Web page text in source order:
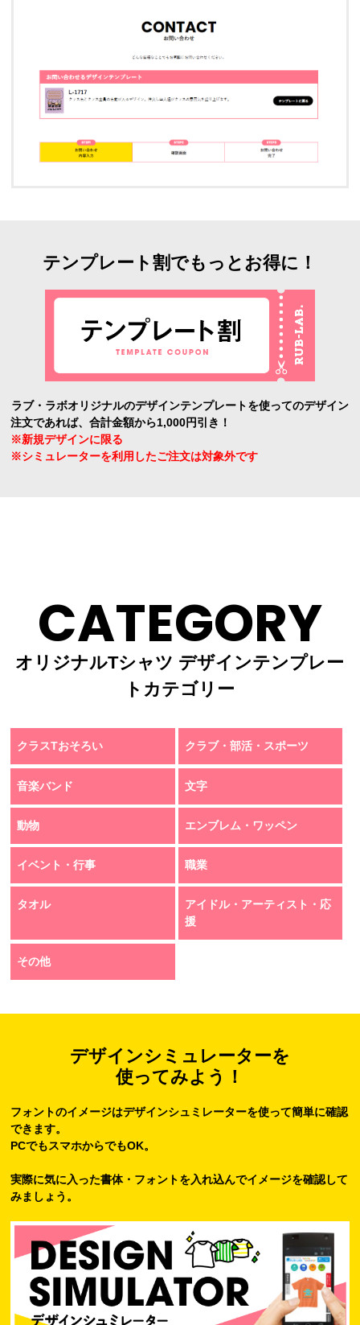
テンプレート割でもっとお得に！
ラブ・ラボオリジナルのデザインテンプレートを使ってのデザイン
注文であれば、合計金額から1,000円引き！
※新規デザインに限る
※シミュレーターを利用したご注文は対象外です
CATEGORY
オリジナルTシャツ デザインテンプレー
トカテゴリー
クラスTおそろい クラブ・部活・スポーツ
音楽バンド 文字
動物 エンブレム・ワッペン
イベント・行事 職業
タオル
アイドル・アーティスト・応
援
その他
デザインシミュレーターを
使ってみよう！
フォントのイメージはデザインシュミレーターを使って簡単に確認
できます。
PCでもスマホからでもOK。
実際に気に入った書体・フォントを入れ込んでイメージを確認して
みましょう。